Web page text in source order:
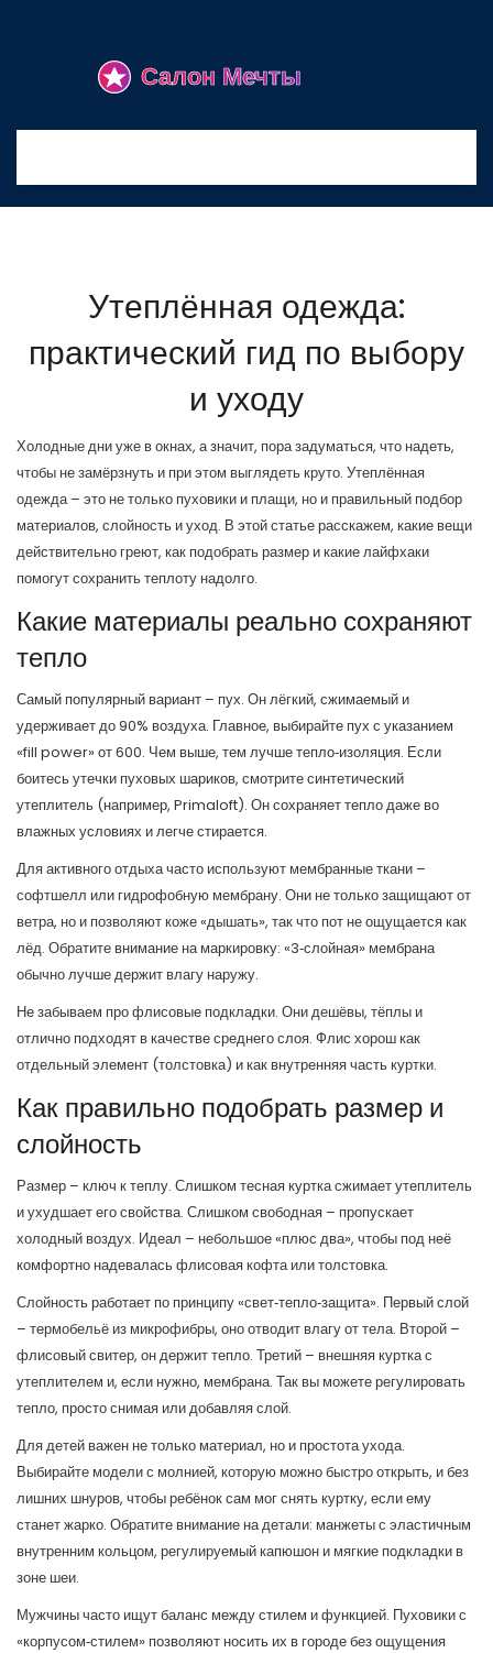
Утеплённая одежда:
практический гид по выбору
и уходу
Холодные дни уже в окнах, а значит, пора задуматься, что надеть,
чтобы не замёрзнуть и при этом выглядеть круто. Утеплённая
одежда – это не только пуховики и плащи, но и правильный подбор
материалов, слойность и уход. В этой статье расскажем, какие вещи
действительно греют, как подобрать размер и какие лайфхаки
помогут сохранить теплоту надолго.
Какие материалы реально сохраняют
тепло
Самый популярный вариант – пух. Он лёгкий, сжимаемый и
удерживает до 90% воздуха. Главное, выбирайте пух с указанием
«fill power» от 600. Чем выше, тем лучше тепло‑изоляция. Если
боитесь утечки пуховых шариков, смотрите синтетический
утеплитель (например, Primaloft). Он сохраняет тепло даже во
влажных условиях и легче стирается.
Для активного отдыха часто используют мембранные ткани –
софтшелл или гидрофобную мембрану. Они не только защищают от
ветра, но и позволяют коже «дышать», так что пот не ощущается как
лёд. Обратите внимание на маркировку: «3‑слойная» мембрана
обычно лучше держит влагу наружу.
Не забываем про флисовые подкладки. Они дешёвы, тёплы и
отлично подходят в качестве среднего слоя. Флис хорош как
отдельный элемент (толстовка) и как внутренняя часть куртки.
Как правильно подобрать размер и
слойность
Размер – ключ к теплу. Слишком тесная куртка сжимает утеплитель
и ухудшает его свойства. Слишком свободная – пропускает
холодный воздух. Идеал – небольшое «плюс два», чтобы под неё
комфортно надевалась флисовая кофта или толстовка.
Слойность работает по принципу «свет‑тепло‑защита». Первый слой
– термобельё из микрофибры, оно отводит влагу от тела. Второй –
флисовый свитер, он держит тепло. Третий – внешняя куртка с
утеплителем и, если нужно, мембрана. Так вы можете регулировать
тепло, просто снимая или добавляя слой.
Для детей важен не только материал, но и простота ухода.
Выбирайте модели с молнией, которую можно быстро открыть, и без
лишних шнуров, чтобы ребёнок сам мог снять куртку, если ему
станет жарко. Обратите внимание на детали: манжеты с эластичным
внутренним кольцом, регулируемый капюшон и мягкие подкладки в
зоне шеи.
Мужчины часто ищут баланс между стилем и функцией. Пуховики с
«корпусом‑стилем» позволяют носить их в городе без ощущения